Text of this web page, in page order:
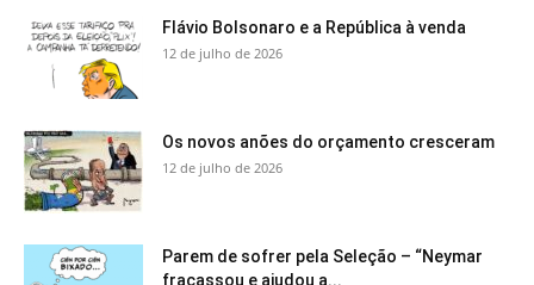
Flávio Bolsonaro e a República à venda
12 de julho de 2026
Os novos anões do orçamento cresceram
12 de julho de 2026
Parem de sofrer pela Seleção – “Neymar
fracassou e ajudou a...